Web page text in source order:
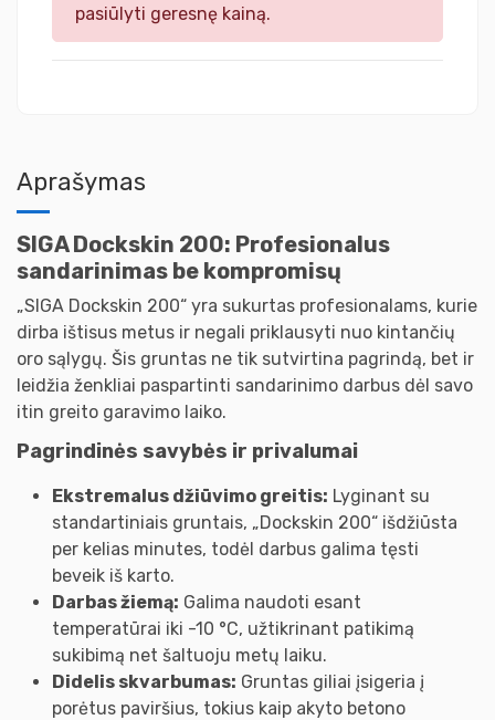
pasiūlyti geresnę kainą.
Aprašymas
SIGA Dockskin 200: Profesionalus
sandarinimas be kompromisų
„SIGA Dockskin 200“ yra sukurtas profesionalams, kurie
dirba ištisus metus ir negali priklausyti nuo kintančių
oro sąlygų. Šis gruntas ne tik sutvirtina pagrindą, bet ir
leidžia ženkliai paspartinti sandarinimo darbus dėl savo
itin greito garavimo laiko.
Pagrindinės savybės ir privalumai
Ekstremalus džiūvimo greitis: Lyginant su
standartiniais gruntais, „Dockskin 200“ išdžiūsta
per kelias minutes, todėl darbus galima tęsti
beveik iš karto.
Darbas žiemą: Galima naudoti esant
temperatūrai iki -10 °C, užtikrinant patikimą
sukibimą net šaltuoju metų laiku.
Didelis skvarbumas: Gruntas giliai įsigeria į
porėtus paviršius, tokius kaip akyto betono